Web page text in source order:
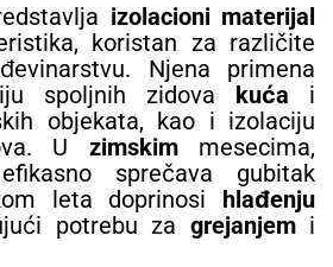
izolacioni materijal
koristan za različite
Njena primena
spoljnih zidova kuća i
objekata, kao i izolaciju
U zimskimmesecima,
sprečava gubitak
leta doprinosi hlađenju
potrebu za grejanjemi